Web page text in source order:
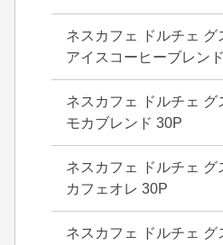
ネスカフェ ドルチェ
アイスコーヒーブレン
ネスカフェ ドルチェ
モカブレンド 30P
ネスカフェ ドルチェ
カフェオレ 30P
ネスカフェ ドルチェ